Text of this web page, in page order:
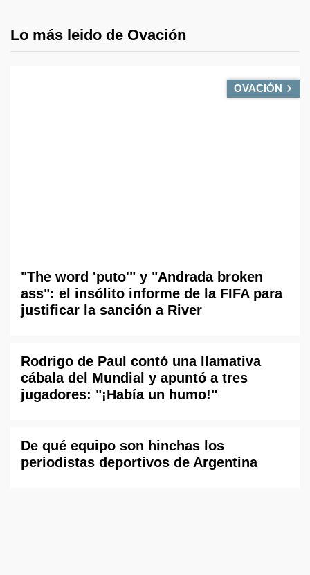
Lo más leido de Ovación
OVACIÓN
"The word 'puto'" y "Andrada broken
ass": el insólito informe de la FIFA para
justificar la sanción a River
Rodrigo de Paul contó una llamativa
cábala del Mundial y apuntó a tres
jugadores: "¡Había un humo!"
De qué equipo son hinchas los
periodistas deportivos de Argentina